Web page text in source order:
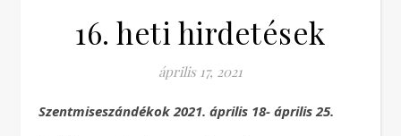
16. heti hirdetések
április 17, 2021
Szentmiseszándékok 2021. április 18- április 25.